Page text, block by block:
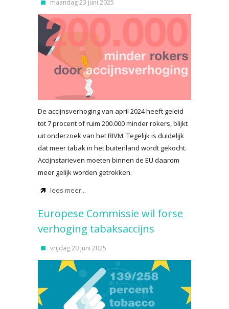
maandag 23 juni 2025
De accijnsverhoging van april 2024 heeft geleid
tot 7 procent of ruim 200.000 minder rokers, blijkt
uit onderzoek van het RIVM. Tegelijk is duidelijk
dat meer tabak in het buitenland wordt gekocht.
Accijnstarieven moeten binnen de EU daarom
meer gelijk worden getrokken.
lees meer...
Europese Commissie wil forse
verhoging tabaksaccijns
vrijdag 20 juni 2025